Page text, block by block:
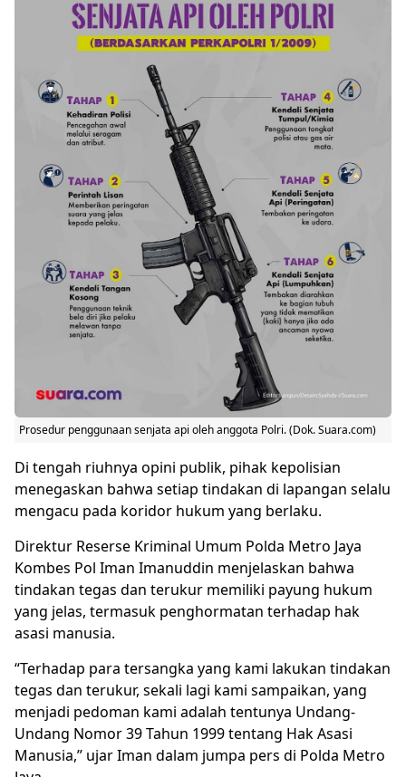
Prosedur penggunaan senjata api oleh anggota Polri. (Dok. Suara.com)
Di tengah riuhnya opini publik, pihak kepolisian
menegaskan bahwa setiap tindakan di lapangan selalu
mengacu pada koridor hukum yang berlaku.
Direktur Reserse Kriminal Umum Polda Metro Jaya
Kombes Pol Iman Imanuddin menjelaskan bahwa
tindakan tegas dan terukur memiliki payung hukum
yang jelas, termasuk penghormatan terhadap hak
asasi manusia.
“Terhadap para tersangka yang kami lakukan tindakan
tegas dan terukur, sekali lagi kami sampaikan, yang
menjadi pedoman kami adalah tentunya Undang-
Undang Nomor 39 Tahun 1999 tentang Hak Asasi
Manusia,” ujar Iman dalam jumpa pers di Polda Metro